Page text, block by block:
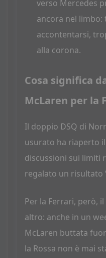
verso Mercedes
ancora nel
accontentarsi,
alla corona.
Cosa significa
McLaren per la
Il doppio DSQ di
usurato ha riaperto
discussioni sui limiti
regalato un risultato
Per la Ferrari, però,
altro: anche in un
McLaren buttata
la Rossa non è mai